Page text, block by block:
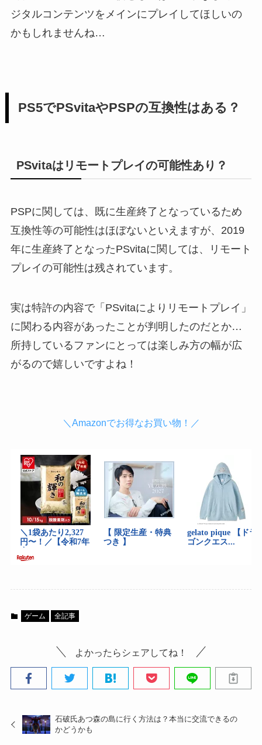
ジタルコンテンツをメインにプレイしてほしいの
かもしれませんね…
PS5でPSvitaやPSPの互換性はある？
PSvitaはリモートプレイの可能性あり？
PSPに関しては、既に生産終了となっているため
互換性等の可能性はほぼないといえますが、2019
年に生産終了となったPSvitaに関しては、リモート
プレイの可能性は残されています。
実は特許の内容で「PSvitaによりリモートプレイ」
に関わる内容があったことが判明したのだとか…
所持しているファンにとっては楽しみ方の幅が広
がるので嬉しいですよね！
＼Amazonでお得なお買い物！／
ゲーム 全記事
よかったらシェアしてね！
石破氏あつ森の島に行く方法は？本当に交流できるの
かどうかも